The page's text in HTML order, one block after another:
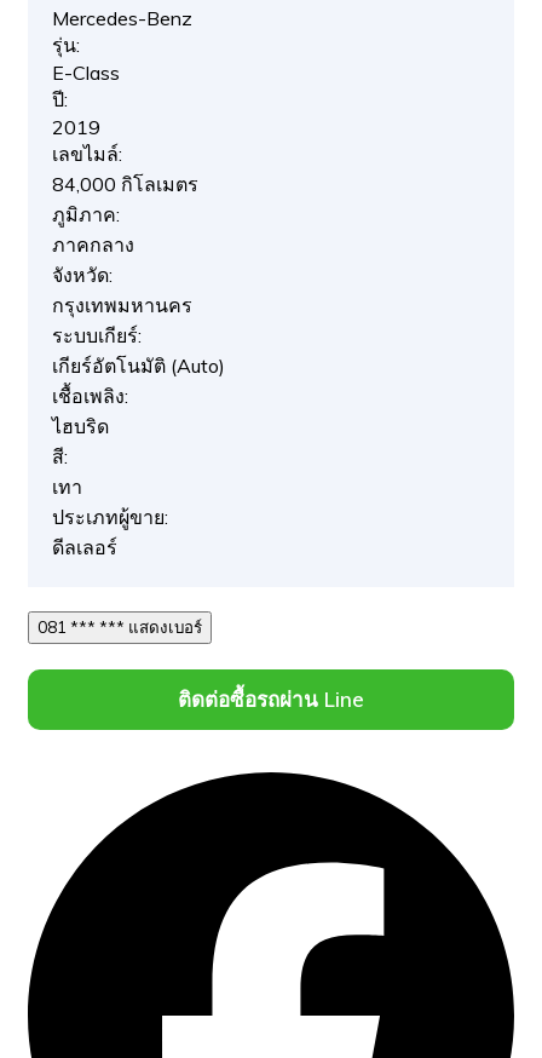
Mercedes-Benz
รุ่น:
E-Class
ปี:
2019
เลขไมล์:
84,000 กิโลเมตร
ภูมิภาค:
ภาคกลาง
จังหวัด:
กรุงเทพมหานคร
ระบบเกียร์:
เกียร์อัตโนมัติ (Auto)
เชื้อเพลิง:
ไฮบริด
สี:
เทา
ประเภทผู้ขาย:
ดีลเลอร์
081 *** *** แสดงเบอร์
ติดต่อซื้อรถผ่าน Line